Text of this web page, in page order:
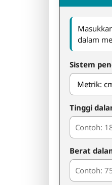
dalam
Sistem
Tinggi
Berat